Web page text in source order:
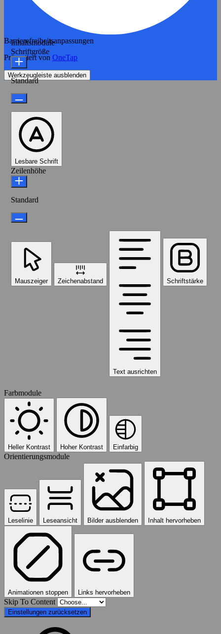
Barrierefreiheitsanpassungen
Präsentiert von OneTap
Werkzeugleiste ausblenden
Inhaltsmodule
Schriftgröße
Standard
Lesbare Schrift
Zeilenhöhe
Standard
Mauszeiger Zeichenabstand
Text ausrichten
Schriftstärke
Farbmodule
Heller Kontrast Hoher Kontrast Einfarbig
Orientierungsmodule
Leselinie Leseansicht Bilder ausblenden Inhalt hervorheben
Animationen stoppen Links hervorheben
Skip To Content
Einstellungen zurücksetzen